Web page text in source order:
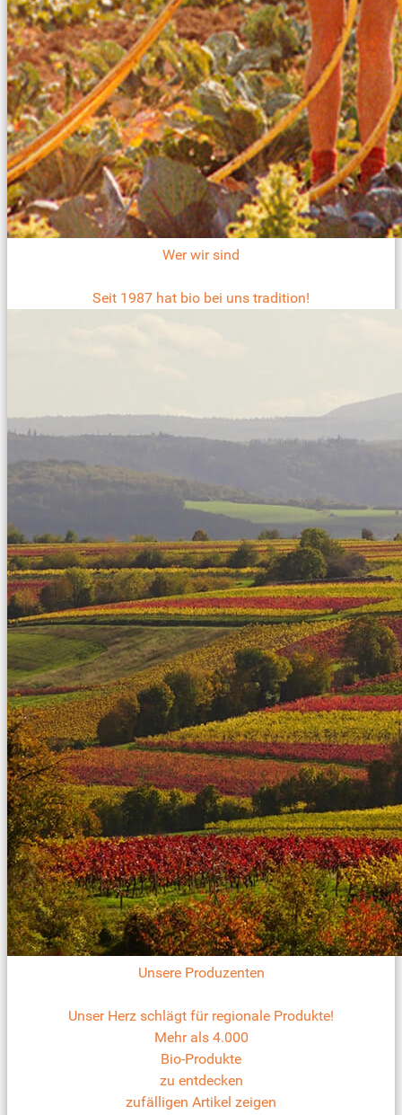
Wer wir sind
Seit 1987 hat bio bei uns tradition!
Unsere Produzenten
Unser Herz schlägt für regionale Produkte!
Mehr als 4.000
Bio-Produkte
zu entdecken
zufälligen Artikel zeigen